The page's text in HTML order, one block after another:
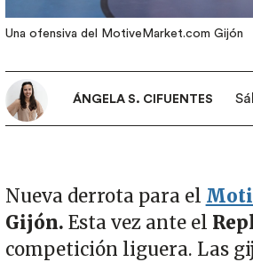
Una ofensiva del MotiveMarket.com Gijón
ÁNGELA S. CIFUENTES
Nueva derrota para el
Gijón. Esta vez ante el
competición liguera. Las